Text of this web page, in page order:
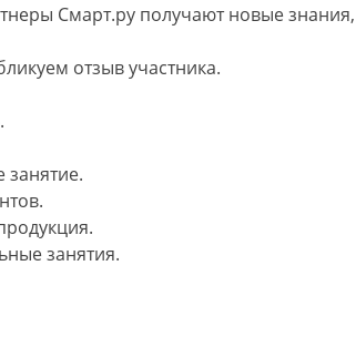
Смарт.ру получают новые
отзыв участника.
занятие.
занятия.